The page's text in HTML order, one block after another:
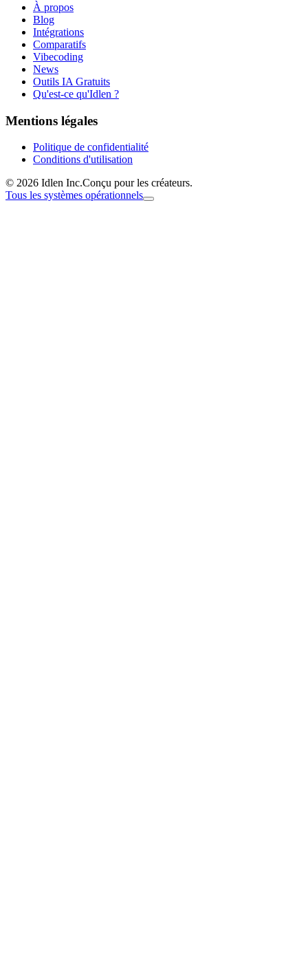
À propos
Blog
Intégrations
Comparatifs
Vibecoding
News
Outils IA Gratuits
Qu'est-ce qu'Idlen ?
Mentions légales
Politique de confidentialité
Conditions d'utilisation
© 2026 Idlen Inc.Conçu pour les créateurs.
Tous les systèmes opérationnels